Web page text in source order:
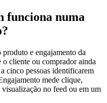
funciona numa
e engajamento da
cliente ou comprador ainda
cinco pessoas identificarem
mede clique,
no feed ou em um